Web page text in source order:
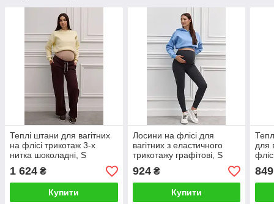
Теплі штани для вагітних
на флісі трикотаж 3-х
нитка шоколадні, S
1 624 ₴
Купити
Лосини на флісі для
вагітних з еластичного
трикотажу графітові, S
924₴
Купити
для
849